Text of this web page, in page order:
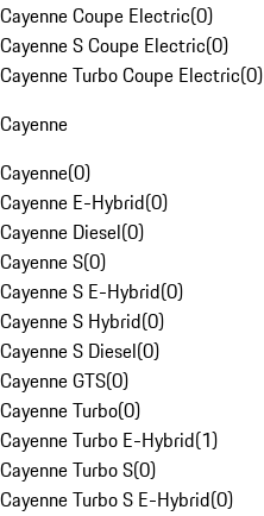
Cayenne Coupe Electric(0)
Cayenne S Coupe Electric(0)
Cayenne Turbo Coupe Electric(0)
Cayenne
Cayenne(0)
Cayenne E-Hybrid(0)
Cayenne Diesel(0)
Cayenne S(0)
Cayenne S E-Hybrid(0)
Cayenne S Hybrid(0)
Cayenne S Diesel(0)
Cayenne GTS(0)
Cayenne Turbo(0)
Cayenne Turbo E-Hybrid(1)
Cayenne Turbo S(0)
Cayenne Turbo S E-Hybrid(0)